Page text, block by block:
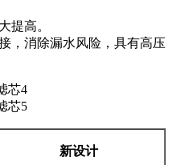
提高。
，消除漏水风险，具有高压
新设计